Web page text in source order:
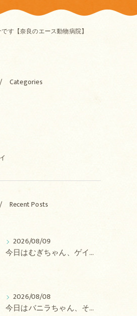
す【奈良のエース動物病院】
Categories
Recent Posts
2026/08/09
今日はむぎちゃん、ゲイルちゃんのトリミングの紹介です【奈良のエース動物病院】
2026/08/08
今日はバニラちゃん、そるてちゃん、ラテちゃん、バニラちゃん、チョコちゃん、ベリーちゃん、メロンちゃん、もこちゃんのトリミングの紹介です【奈良のエース動物病院】